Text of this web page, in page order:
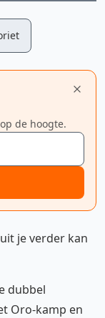
de hoogte.
je verder kan
dubbel
Oro-kamp en